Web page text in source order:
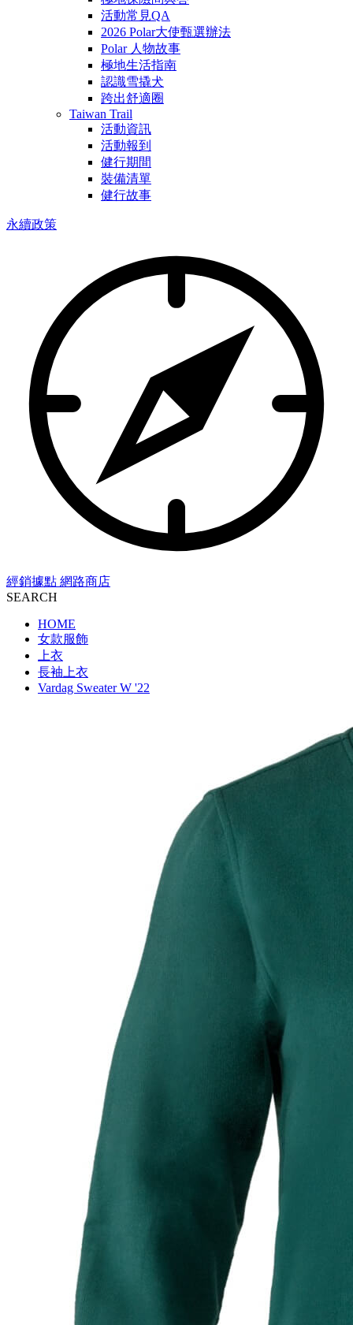
活動常見QA
2026 Polar大使甄選辦法
Polar 人物故事
極地生活指南
認識雪撬犬
跨出舒適圈
Taiwan Trail
活動資訊
活動報到
健行期間
裝備清單
健行故事
永續政策
經銷據點 網路商店
SEARCH
HOME
女款服飾
上衣
長袖上衣
Vardag Sweater W '22